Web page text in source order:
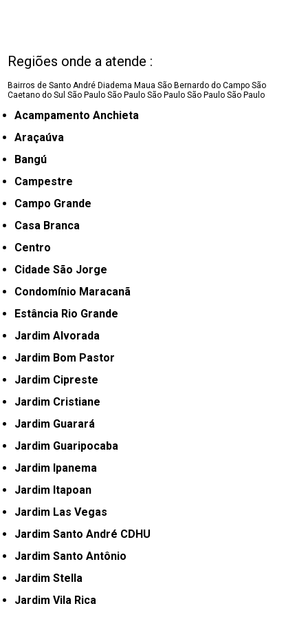
Regiões onde a atende :
Bairros de Santo André Diadema Maua São Bernardo do Campo São
Caetano do SulSão Paulo São Paulo São Paulo São Paulo São Paulo
Acampamento Anchieta
Araçaúva
Bangú
Campestre
Campo Grande
Casa Branca
Centro
Cidade São Jorge
Condomínio Maracanã
Estância Rio Grande
Jardim Alvorada
Jardim Bom Pastor
Jardim Cipreste
Jardim Cristiane
Jardim Guarará
Jardim Guaripocaba
Jardim Ipanema
Jardim Itapoan
Jardim Las Vegas
Jardim Santo André CDHU
Jardim Santo Antônio
Jardim Stella
Jardim Vila Rica